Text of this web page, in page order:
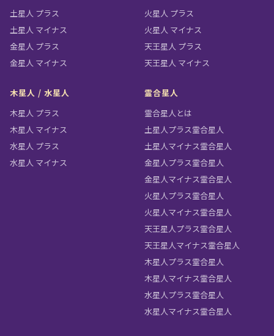
土星人 プラス
土星人 マイナス
金星人 プラス
金星人 マイナス
火星人 プラス
火星人 マイナス
天王星人 プラス
天王星人 マイナス
木星人 / 水星人
木星人 プラス
木星人 マイナス
水星人 プラス
水星人 マイナス
霊合星人
霊合星人とは
土星人プラス霊合星人
土星人マイナス霊合星人
金星人プラス霊合星人
金星人マイナス霊合星人
火星人プラス霊合星人
火星人マイナス霊合星人
天王星人プラス霊合星人
天王星人マイナス霊合星人
木星人プラス霊合星人
木星人マイナス霊合星人
水星人プラス霊合星人
水星人マイナス霊合星人